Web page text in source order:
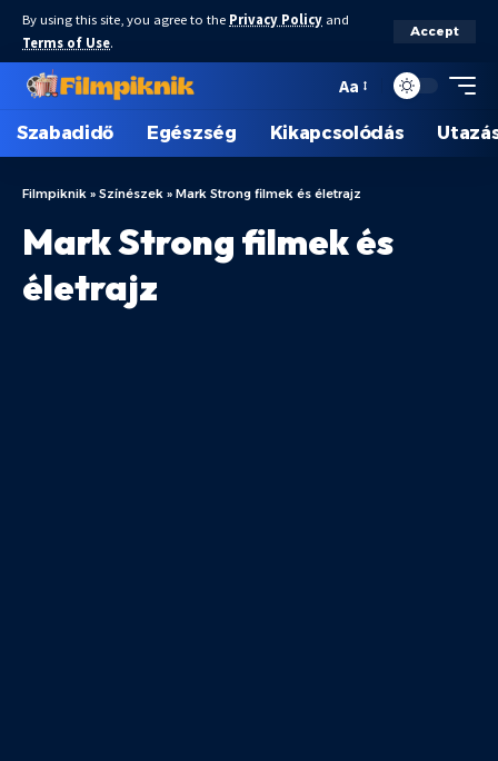
By using this site, you agree to the Privacy Policy and
Terms of Use.
Accept
Aa
Szabadidő Egészség Kikapcsolódás
Filmpiknik » Színészek » Mark Strong filmek és életrajz
Mark Strong filmek és
életrajz